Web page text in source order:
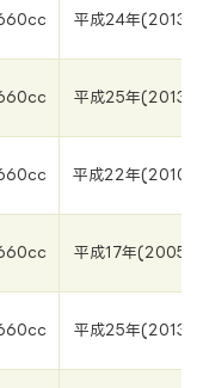
平成24年(2013
平成25年(2013
平成22年(2010
平成17年(2005
平成25年(2013